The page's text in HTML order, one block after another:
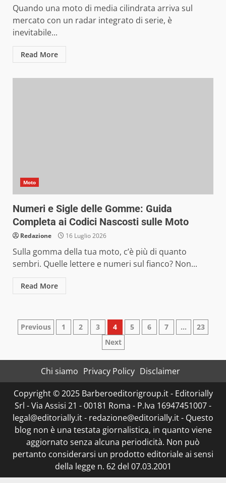
Quando una moto di media cilindrata arriva sul
mercato con un radar integrato di serie, è
inevitabile...
Read More
Moto
Numeri e Sigle delle Gomme: Guida
Completa ai Codici Nascosti sulle Moto
Redazione 16 Luglio 2026
Sulla gomma della tua moto, c’è più di quanto
sembri. Quelle lettere e numeri sul fianco? Non...
Read More
Paginazione
articoli
Previous 1 2 3 4 5 6 7 …
23
Next
Chi siamo Privacy Policy Disclaimer
Copyright © 2025 Barberoeditorigroup.it - Editorially
Srl - Via Assisi 21 - 00181 Roma - P.Iva 16947451007 -
legal@editorially.it - redazione@editorially.it - Questo
blog non è una testata giornalistica, in quanto viene
aggiornato senza alcuna periodicità. Non può
pertanto considerarsi un prodotto editoriale ai sensi
della legge n. 62 del 07.03.2001